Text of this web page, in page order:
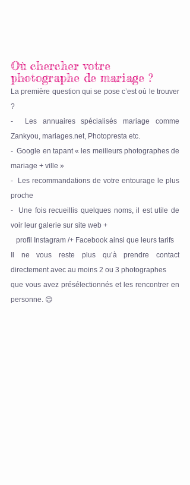
Où chercher votre
photographe de mariage ?
La première question qui se pose c’est où le trouver
?
-  Les annuaires spécialisés mariage comme
Zankyou, mariages.net, Photopresta etc.
-  Google en tapant « les meilleurs photographes de
mariage + ville »
-  Les recommandations de votre entourage le plus
proche
-  Une fois recueillis quelques noms, il est utile de
voir leur galerie sur site web +
   profil Instagram /+ Facebook ainsi que leurs tarifs
Il ne vous reste plus qu’à prendre contact
directement avec au moins 2 ou 3 photographes
que vous avez présélectionnés et les rencontrer en
personne. 😊